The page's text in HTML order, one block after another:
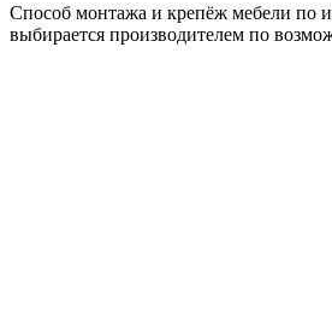
Способ монтажа и крепёж мебели по
выбирается производителем по